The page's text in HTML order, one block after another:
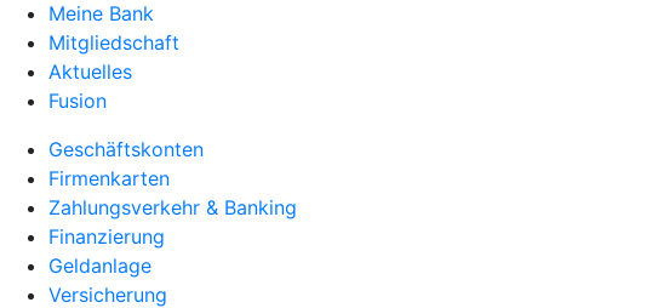
Meine Bank
Mitgliedschaft
Aktuelles
Fusion
Geschäftskonten
Firmenkarten
Zahlungsverkehr & Banking
Finanzierung
Geldanlage
Versicherung